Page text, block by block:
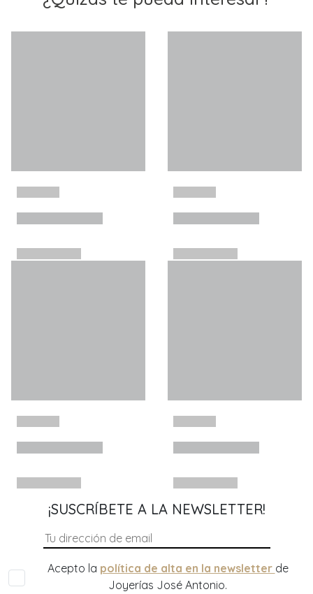
¡SUSCRÍBETE A LA NEWSLETTER!
Acepto la política de alta en la newsletter de
Joyerías José Antonio.